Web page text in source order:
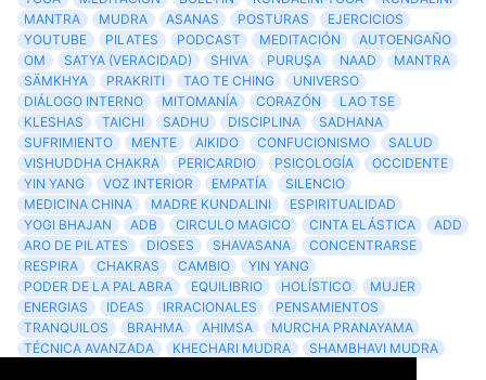
MANTRA
MUDRA ASANAS POSTURAS
EJERCICIOS
YOUTUBE
PILATES PODCAST MEDITACIÓN
AUTOENGAÑO
OM
SATYA (VERACIDAD) SHIVA PURUŞA NAAD
MANTRA
SÄMKHYA
PRAKRITI TAO TE CHING
UNIVERSO
DIÁLOGO INTERNO
MITOMANÍA CORAZÓN
LAO TSE
KLESHAS
TAICHI SADHU DISCIPLINA
SADHANA
SUFRIMIENTO
MENTE AIKIDO CONFUCIONISMO
SALUD
VISHUDDHA CHAKRA
PERICARDIO PSICOLOGÍA
OCCIDENTE
YIN YANG
VOZ INTERIOR EMPATÍA
SILENCIO
MEDICINA CHINA
MADRE KUNDALINI
ESPIRITUALIDAD
YOGI BHAJAN
ADB CIRCULO MAGICO CINTA ELÁSTICA
ADD
ARO DE PILATES
DIOSES SHAVASANA
CONCENTRARSE
RESPIRA
CHAKRAS CAMBIO
YIN YANG
PODER DE LA PALABRA
EQUILIBRIO HOLÍSTICO
MUJER
ENERGIAS
IDEAS IRRACIONALES
PENSAMIENTOS
TRANQUILOS
BRAHMA AHIMSA
MURCHA PRANAYAMA
TÉCNICA AVANZADA
KHECHARI MUDRA
SHAMBHAVI MUDRA